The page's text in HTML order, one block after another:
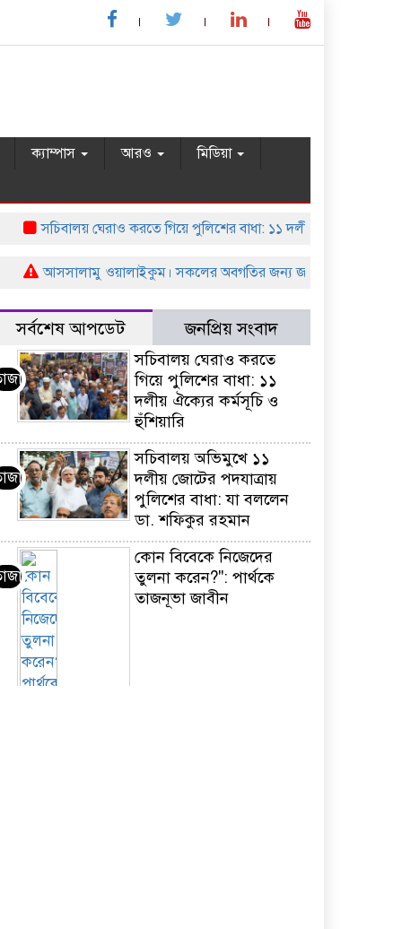
ক্যাম্পাস আরও
মিডিয়া
সচিবালয় ঘেরাও করতে গিয়ে পুলিশের বাধা: ১১ দলীয় ঐক্যের কর্মসূচি ও
আসসালামু ওয়ালাইকুম। সকলের অবগতির জন্য জানান যাচ্ছে।এখানে
সর্বশেষ আপডেট জনপ্রিয় সংবাদ
সচিবালয় ঘেরাও করতে
গিয়ে পুলিশের বাধা: ১১
দলীয় ঐক্যের কর্মসূচি ও
হুঁশিয়ারি
সচিবালয় অভিমুখে ১১
দলীয় জোটের পদযাত্রায়
পুলিশের বাধা: যা বললেন
ডা. শফিকুর রহমান
কোন বিবেকে নিজেদের
তুলনা করেন?": পার্থকে
তাজনূভা জাবীন